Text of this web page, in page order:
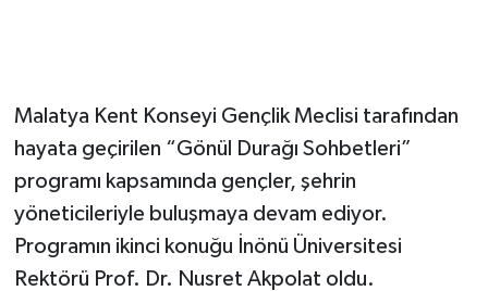
Malatya Kent Konseyi Gençlik Meclisi tarafından
hayata geçirilen “Gönül Durağı Sohbetleri”
programı kapsamında gençler, şehrin
yöneticileriyle buluşmaya devam ediyor.
Programın ikinci konuğu İnönü Üniversitesi
Rektörü Prof. Dr. Nusret Akpolat oldu.